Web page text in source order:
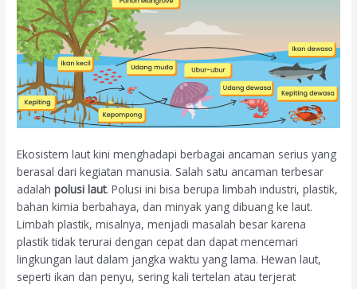
Ekosistem laut kini menghadapi berbagai ancaman serius yang
berasal dari kegiatan manusia. Salah satu ancaman terbesar
adalahpolusi laut. Polusi ini bisa berupa limbah industri, plastik,
bahan kimia berbahaya, dan minyak yang dibuang ke laut.
Limbah plastik, misalnya, menjadi masalah besar karena
plastik tidak terurai dengan cepat dan dapat mencemari
lingkungan laut dalam jangka waktu yang lama. Hewan laut,
seperti ikan dan penyu, sering kali tertelan atau terjerat